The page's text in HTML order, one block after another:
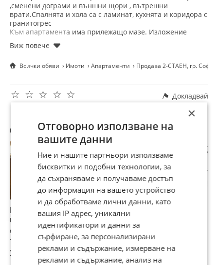
,сменени дограми и външни щори , вътрешни
врати.Спалнята и хола са с ламинат, кухнята и коридора с
гранитогрес
Към апартамента има прилежащо мазе. Изложение
Отопление на ТЕЦ.
на градски транспорт, търговски обекти, пазар, училища
Свържете се за огледи още днес!
Ключ за имота, огледи по всяко време!
Всички обяви Имоти Апартаменти Продава 2-СТАЕН, гр.
☆
☆
☆
☆
☆ Докладвай
Другите търсят също
Продава 2-СТАЕН,
гр. София, Хаджи
Димитър
174 999 €
342 268,29 лв
Продава 2-СТАЕН,
гр. София, Хаджи
Димитър
154 500 €
302 175,74 лв
151 500 €
296 308,25 лв
×
Отговорно използване на
вашите данни
Ние и нашите партньори използваме
бисквитки и подобни технологии, за
да съхраняваме и получаваме достъп
до информация на вашето устройство
и да обработваме лични данни, като
вашия IP адрес, уникални
идентификатори и данни за
сърфиране, за персонализирани
реклами и съдържание, измерване на
реклами и съдържание, анализ на